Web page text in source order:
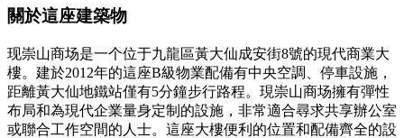
關於這座建築物
现崇山商场是一个位于九龍區黃大仙成安街8號的現代商業大
樓。建於2012年的這座B級物業配備有中央空調、停車設施，
距離黃大仙地鐵站僅有5分鐘步行路程。現崇山商场擁有彈性
布局和為現代企業量身定制的設施，非常適合尋求共享辦公室
或聯合工作空間的人士。這座大樓便利的位置和配備齊全的設